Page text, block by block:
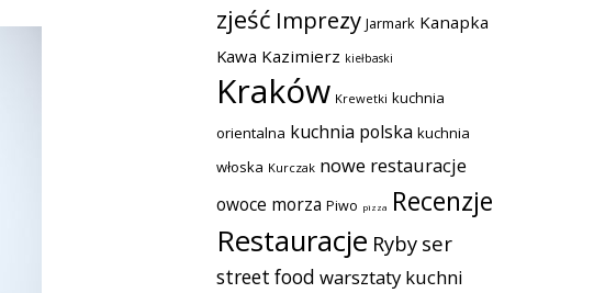
zjeść Imprezy Jarmark Kanapka
Kawa Kazimierz kiełbaski
Kraków Krewetki kuchnia
orientalna kuchnia polska kuchnia
włoska Kurczak nowe restauracje
owoce morza Piwo pizza Recenzje
Restauracje Ryby ser
street food warsztaty kuchni